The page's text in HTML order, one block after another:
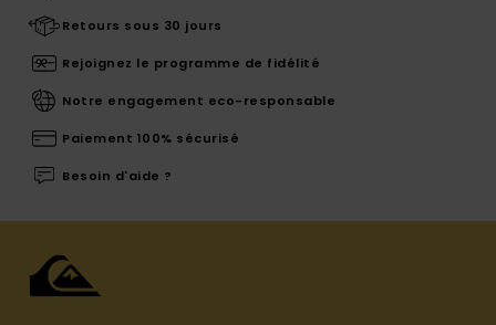
Retours sous 30 jours
Rejoignez le programme de fidélité
Notre engagement eco-responsable
Paiement 100% sécurisé
Besoin d'aide ?